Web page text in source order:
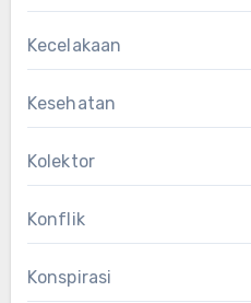
Kecelakaan
Kesehatan
Kolektor
Konflik
Konspirasi